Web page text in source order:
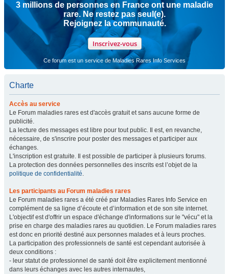
3 millions de personnes en France ont une maladie
rare. Ne restez pas seul(e).
Rejoignez la communauté.
Inscrivez-vous
Ce forum est un service de Maladies Rares Info Services
Charte
Accès au service
Le Forum maladies rares est d'accès gratuit et sans aucune forme de
publicité.
La lecture des messages est libre pour tout public. Il est, en revanche,
nécessaire, de s'inscrire pour poster des messages et participer aux
échanges.
L'inscription est gratuite. Il est possible de participer à plusieurs forums.
La protection des données personnelles des inscrits est l’objet de la
politique de confidentialité.
Les participants au Forum maladies rares
Le Forum maladies rares a été créé par Maladies Rares Info Service en
complément de sa ligne d’écoute et d’information et de son site internet.
L'objectif est d'offrir un espace d'échange d'informations sur le "vécu" et la
prise en charge des maladies rares au quotidien. Le Forum maladies rares
est donc en priorité destiné aux personnes malades et à leurs proches.
La participation des professionnels de santé est cependant autorisée à
deux conditions :
- leur statut de professionnel de santé doit être explicitement mentionné
dans leurs échanges avec les autres internautes,